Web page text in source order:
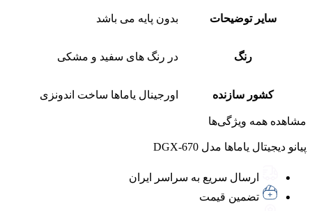
سایر توضیحات بدون پایه می باشد
رنگ در رنگ های سفید و مشکی
کشور سازنده اورجینال یاماها ساخت اندونزی
مشاهده همه ویژگی‌ها
پیانو دیجیتال یاماها مدل DGX-670
ارسال سریع به سراسر ایران
تضمین قیمت